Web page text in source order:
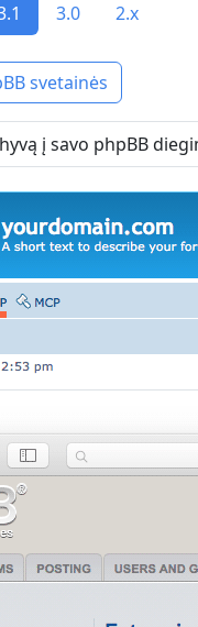
3.0 2.x
svetainės
į savo phpBB